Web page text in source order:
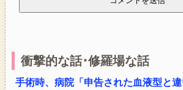
衝撃的な話･修羅場な話
手術時、病院「申告された血液型と